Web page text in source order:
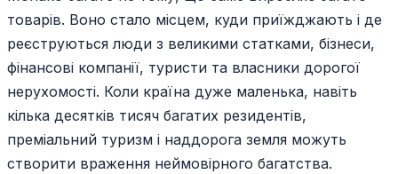
товарів. Воно стало місцем, куди приїжджають і де
реєструються люди з великими статками, бізнеси,
фінансові компанії, туристи та власники дорогої
нерухомості. Коли країна дуже маленька, навіть
кілька десятків тисяч багатих резидентів,
преміальний туризм і наддорога земля можуть
створити враження неймовірного багатства.